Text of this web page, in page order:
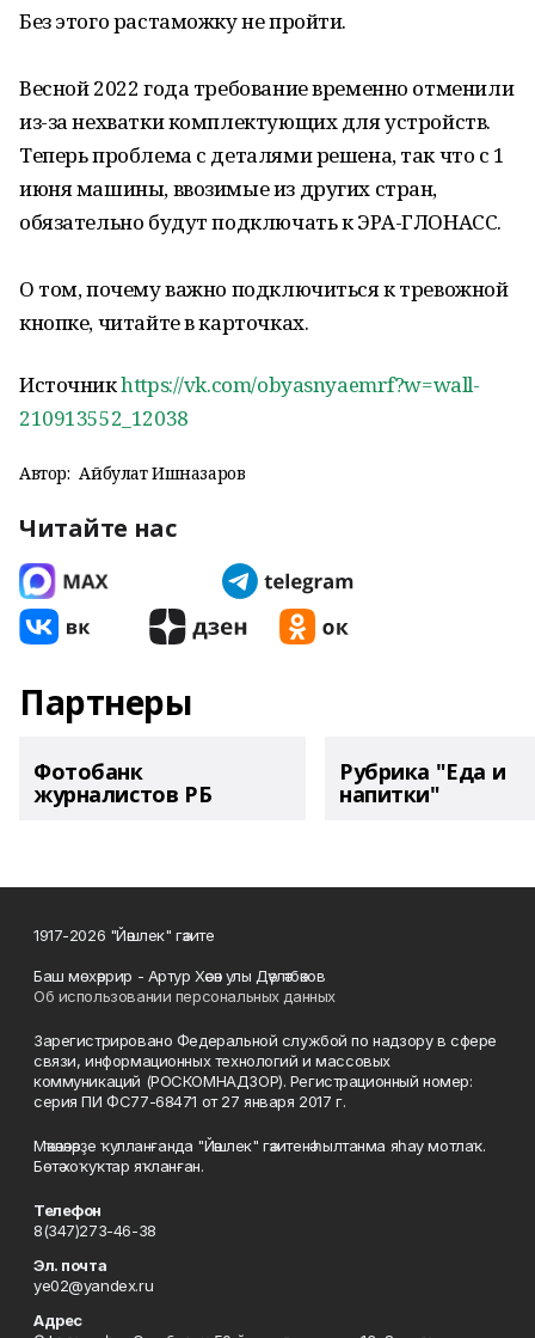
Без этого растаможку не пройти.
Весной 2022 года требование временно отменили
из-за нехватки комплектующих для устройств.
Теперь проблема с деталями решена, так что с 1
июня машины, ввозимые из других стран,
обязательно будут подключать к ЭРА-ГЛОНАСС.
О том, почему важно подключиться к тревожной
кнопке, читайте в карточках.
Источникhttps://vk.com/obyasnyaemrf?w=wall-
210913552_12038
Автор: Айбулат Ишназаров
Читайте нас
Партнеры
Фотобанк
журналистов РБ
Рубрика "Еда и
напитки"
1917-2026 "Йәшлек" гәзите
Баш мөхәррир - Артур Хәсән улы Дәүләтбәков
Об использовании персональных данных
Зарегистрировано Федеральной службой по надзору в сфере
связи, информационных технологий и массовых
коммуникаций (РОСКОМНАДЗОР). Регистрационный номер:
серия ПИ ФС77-68471 от 27 января 2017 г.
Мәҡәләләрҙе ҡулланғанда "Йәшлек" гәзитенә һылтанма яһау мотлаҡ.
Бөтә хоҡуҡтар яҡланған.
Телефон
8(347)273-46-38
Эл. почта
ye02@yandex.ru
Адрес